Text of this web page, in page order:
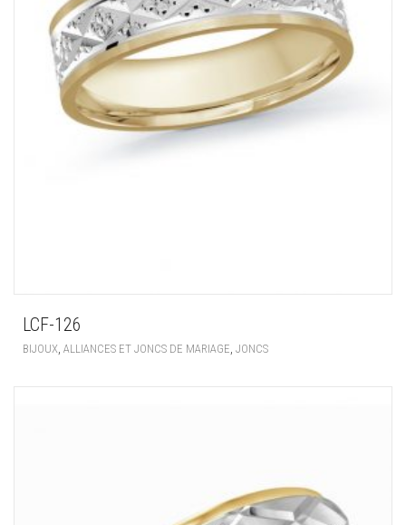
LCF-126
BIJOUX ALLIANCES ET JONCS DE MARIAGE JONCS